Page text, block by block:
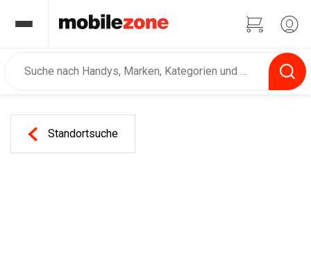
Standortsuche